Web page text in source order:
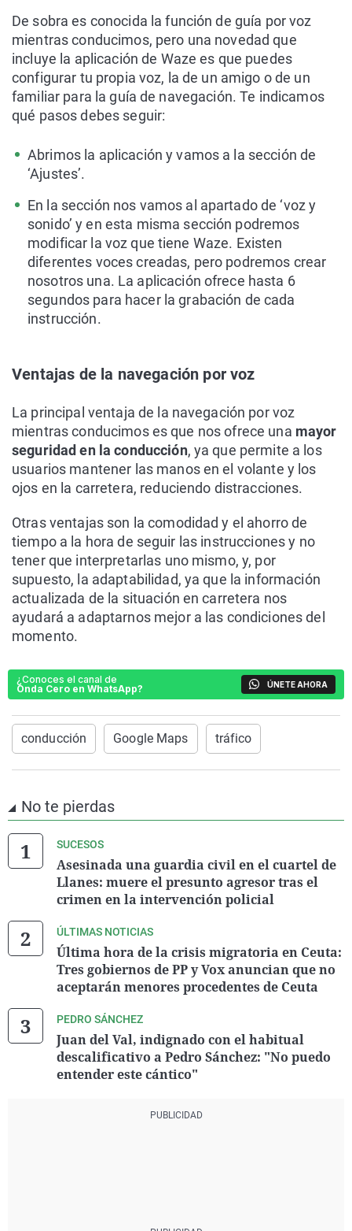
De sobra es conocida la función de guía por voz
mientras conducimos, pero una novedad que
incluye la aplicación de Waze es que puedes
configurar tu propia voz, la de un amigo o de un
familiar para la guía de navegación. Te indicamos
qué pasos debes seguir:
Abrimos la aplicación y vamos a la sección de
‘Ajustes’.
En la sección nos vamos al apartado de ‘voz y
sonido’ y en esta misma sección podremos
modificar la voz que tiene Waze. Existen
diferentes voces creadas, pero podremos crear
nosotros una. La aplicación ofrece hasta 6
segundos para hacer la grabación de cada
instrucción.
Ventajas de la navegación por voz
La principal ventaja de la navegación por voz
mientras conducimos es que nos ofrece una mayor
seguridad en la conducción, ya que permite a los
usuarios mantener las manos en el volante y los
ojos en la carretera, reduciendo distracciones.
Otras ventajas son la comodidad y el ahorro de
tiempo a la hora de seguir las instrucciones y no
tener que interpretarlas uno mismo, y, por
supuesto, la adaptabilidad, ya que la información
actualizada de la situación en carretera nos
ayudará a adaptarnos mejor a las condiciones del
momento.
¿Conoces el canal de
Onda Cero en WhatsApp?
ÚNETE AHORA
conducción Google Maps tráfico
No te pierdas
SUCESOS
Asesinada una guardia civil en el cuartel de
Llanes: muere el presunto agresor tras el
crimen en la intervención policial
ÚLTIMAS NOTICIAS
Última hora de la crisis migratoria en Ceuta:
Tres gobiernos de PP y Vox anuncian que no
aceptarán menores procedentes de Ceuta
PEDRO SÁNCHEZ
Juan del Val, indignado con el habitual
descalificativo a Pedro Sánchez: "No puedo
entender este cántico"